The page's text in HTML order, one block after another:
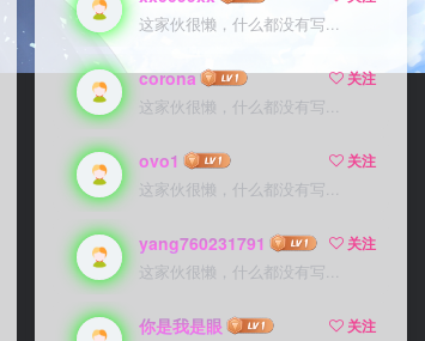
这家伙很懒，什么都没有写...
corona
关注
这家伙很懒，什么都没有写...
ovo1
关注
这家伙很懒，什么都没有写...
yang760231791
关注
这家伙很懒，什么都没有写...
你是我是眼
关注